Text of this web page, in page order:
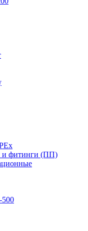
и фитинги (ПП)
500